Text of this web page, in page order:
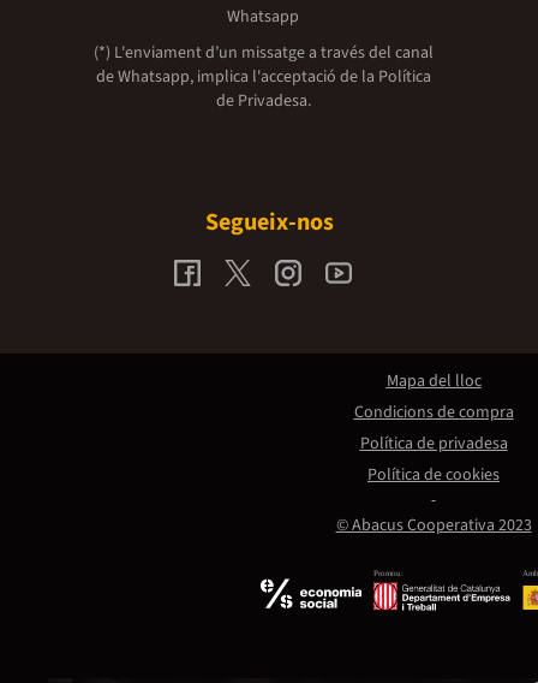
Whatsapp
(*) L'enviament d’un missatge a través del canal
de Whatsapp, implica l'acceptació de la Política
de Privadesa.
Segueix-nos
Promou:
© Abacus Cooperativa 2023
Mapa del lloc
Condicions de compra
Política de privadesa
Política de cookies